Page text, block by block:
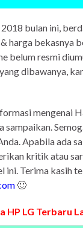
bulan ini,
harga bekasnya
belum resmi
dibawanya,
mengenai
sampaikan.
Apabila ada
kritik atau
ini. Terima kasih
🙂
HP LG Terbaru